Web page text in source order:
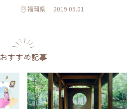
福岡県 2019.05.01
おすすめ記事